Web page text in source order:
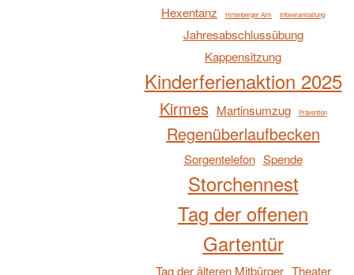
Hexentanz Hirtenberger Alm Infoveranstaltung
Jahresabschlussübung
Kappensitzung
Kinderferienaktion 2025
Kirmes Martinsumzug Prävention
Regenüberlaufbecken
Sorgentelefon Spende
Storchennest
Tag der offenen
Gartentür
Tag der älteren Mitbürger Theater